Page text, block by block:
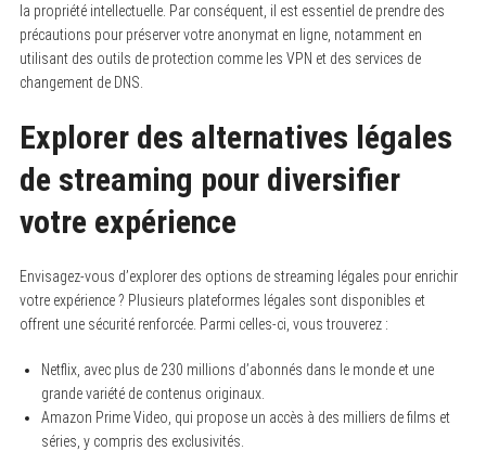
la propriété intellectuelle. Par conséquent, il est essentiel de prendre des
précautions pour préserver votre anonymat en ligne, notamment en
utilisant des outils de protection comme les VPN et des services de
changement de DNS.
Explorer des alternatives légales
de streaming pour diversifier
votre expérience
Envisagez-vous d’explorer des options de streaming légales pour enrichir
votre expérience ? Plusieurs plateformes légales sont disponibles et
offrent une sécurité renforcée. Parmi celles-ci, vous trouverez :
Netflix, avec plus de 230 millions d’abonnés dans le monde et une
grande variété de contenus originaux.
Amazon Prime Video, qui propose un accès à des milliers de films et
séries, y compris des exclusivités.